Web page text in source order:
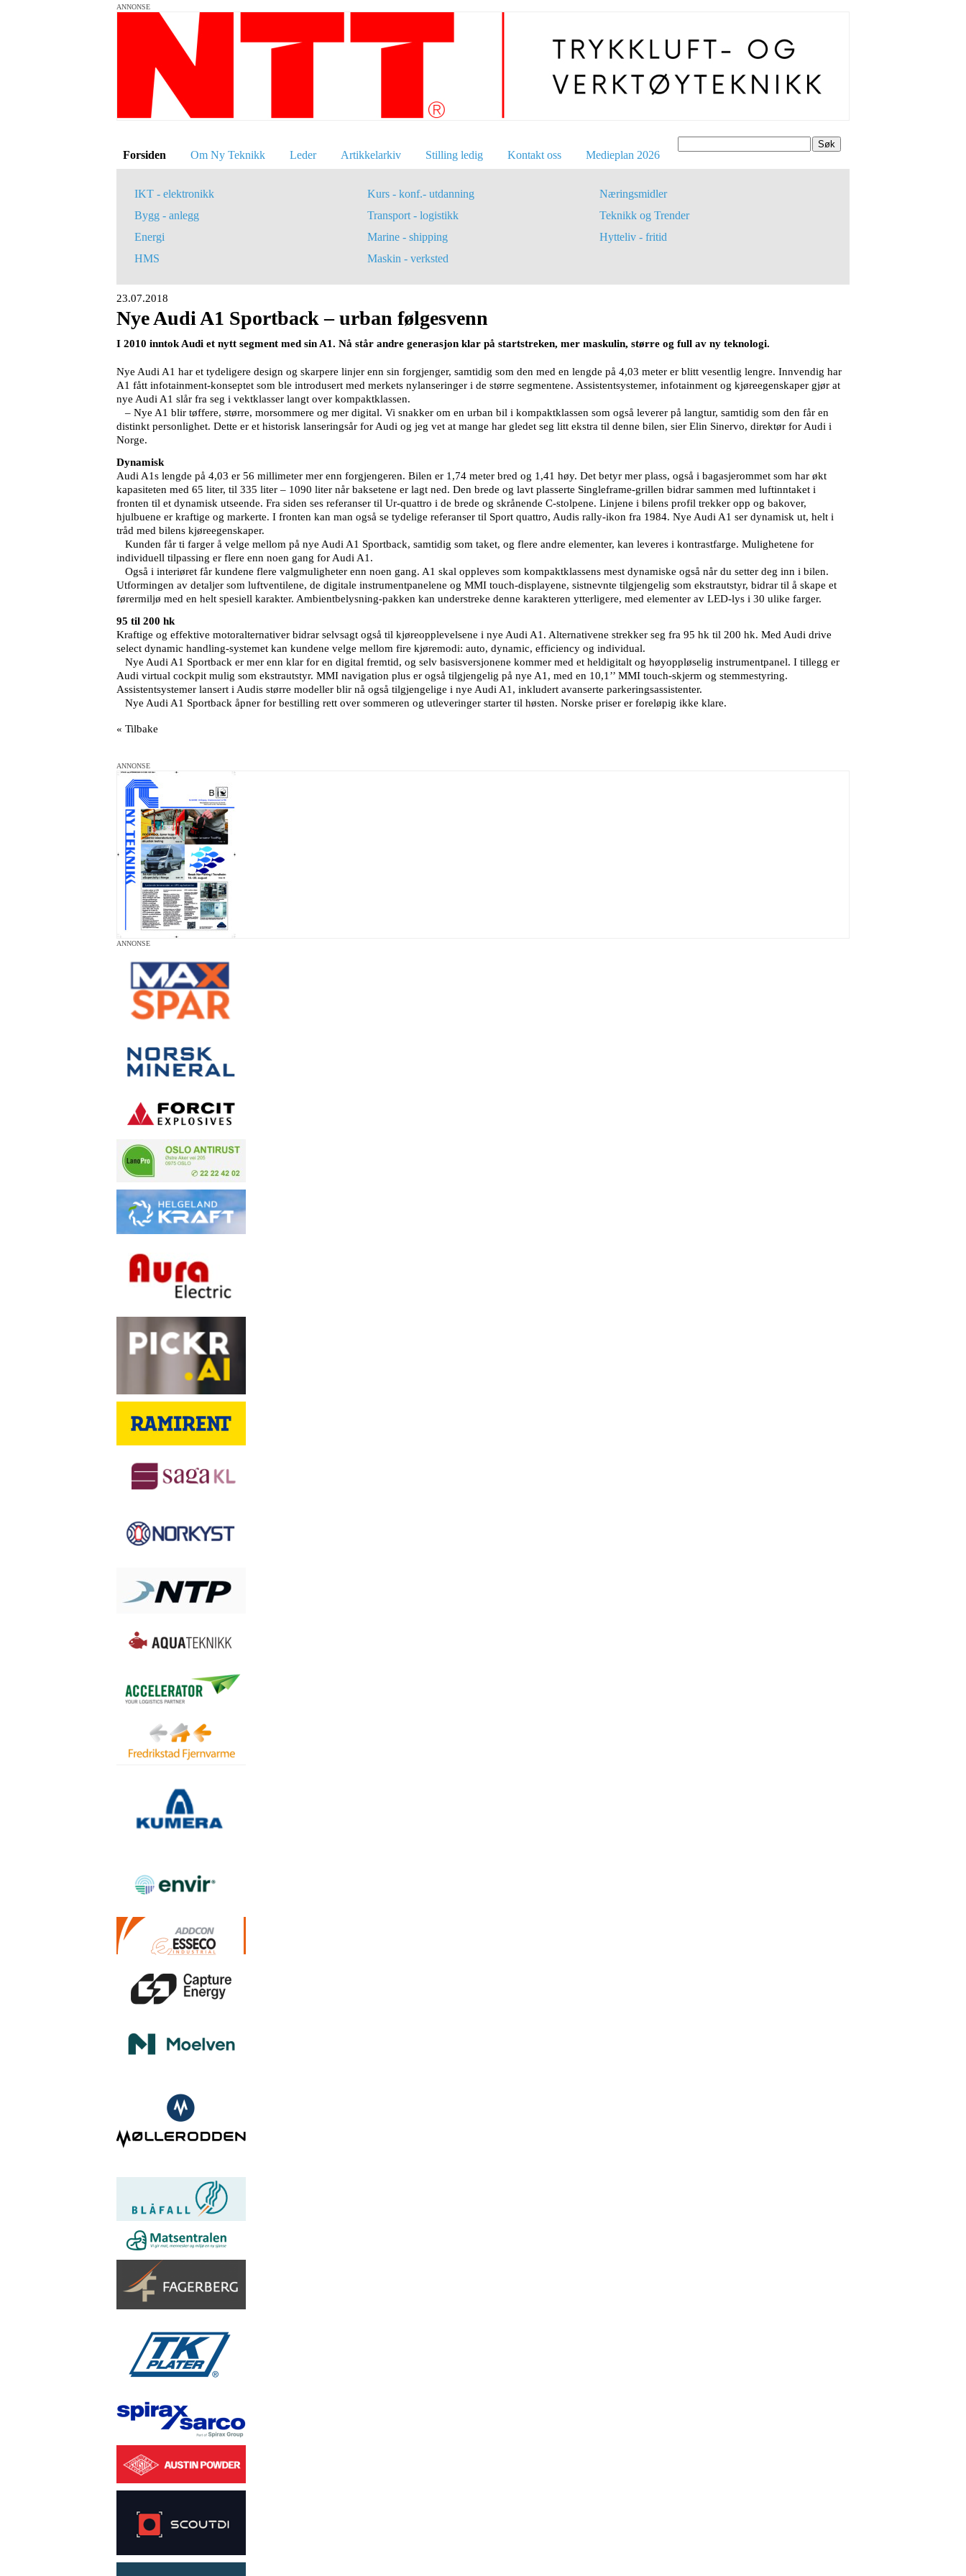
ANNONSE
Søk
Forsiden Om Ny Teknikk Leder Artikkelarkiv Stilling ledig Kontakt oss Medieplan 2026
IKT - elektronikk
Bygg - anlegg
Energi
HMS
Kurs - konf.- utdanning
Transport - logistikk
Marine - shipping
Maskin - verksted
Næringsmidler
Teknikk og Trender
Hytteliv - fritid
23.07.2018
Nye Audi A1 Sportback – urban følgesvenn
I 2010 inntok Audi et nytt segment med sin A1. Nå står andre generasjon klar på startstreken, mer maskulin, større og full av ny teknologi.
Nye Audi A1 har et tydeligere design og skarpere linjer enn sin forgjenger, samtidig som den med en lengde på 4,03 meter er blitt vesentlig lengre. Innvendig har
A1 fått infotainment-konseptet som ble introdusert med merkets nylanseringer i de større segmentene. Assistentsystemer, infotainment og kjøreegenskaper gjør at
nye Audi A1 slår fra seg i vektklasser langt over kompaktklassen.
– Nye A1 blir tøffere, større, morsommere og mer digital. Vi snakker om en urban bil i kompaktklassen som også leverer på langtur, samtidig som den får en
distinkt personlighet. Dette er et historisk lanseringsår for Audi og jeg vet at mange har gledet seg litt ekstra til denne bilen, sier Elin Sinervo, direktør for Audi i
Norge.
Dynamisk
Audi A1s lengde på 4,03 er 56 millimeter mer enn forgjengeren. Bilen er 1,74 meter bred og 1,41 høy. Det betyr mer plass, også i bagasjerommet som har økt
kapasiteten med 65 liter, til 335 liter – 1090 liter når baksetene er lagt ned. Den brede og lavt plasserte Singleframe-grillen bidrar sammen med luftinntaket i
fronten til et dynamisk utseende. Fra siden ses referanser til Ur-quattro i de brede og skrånende C-stolpene. Linjene i bilens profil trekker opp og bakover,
hjulbuene er kraftige og markerte. I fronten kan man også se tydelige referanser til Sport quattro, Audis rally-ikon fra 1984. Nye Audi A1 ser dynamisk ut, helt i
tråd med bilens kjøreegenskaper.
Kunden får ti farger å velge mellom på nye Audi A1 Sportback, samtidig som taket, og flere andre elementer, kan leveres i kontrastfarge. Mulighetene for
individuell tilpassing er flere enn noen gang for Audi A1.
Også i interiøret får kundene flere valgmuligheter enn noen gang. A1 skal oppleves som kompaktklassens mest dynamiske også når du setter deg inn i bilen.
Utformingen av detaljer som luftventilene, de digitale instrumentpanelene og MMI touch-displayene, sistnevnte tilgjengelig som ekstrautstyr, bidrar til å skape et
førermiljø med en helt spesiell karakter. Ambientbelysning-pakken kan understreke denne karakteren ytterligere, med elementer av LED-lys i 30 ulike farger.
95 til 200 hk
Kraftige og effektive motoralternativer bidrar selvsagt også til kjøreopplevelsene i nye Audi A1. Alternativene strekker seg fra 95 hk til 200 hk. Med Audi drive
select dynamic handling-systemet kan kundene velge mellom fire kjøremodi: auto, dynamic, efficiency og individual.
Nye Audi A1 Sportback er mer enn klar for en digital fremtid, og selv basisversjonene kommer med et heldigitalt og høyoppløselig instrumentpanel. I tillegg er
Audi virtual cockpit mulig som ekstrautstyr. MMI navigation plus er også tilgjengelig på nye A1, med en 10,1’’ MMI touch-skjerm og stemmestyring.
Assistentsystemer lansert i Audis større modeller blir nå også tilgjengelige i nye Audi A1, inkludert avanserte parkeringsassistenter.
Nye Audi A1 Sportback åpner for bestilling rett over sommeren og utleveringer starter til høsten. Norske priser er foreløpig ikke klare.
« Tilbake
ANNONSE
ANNONSE